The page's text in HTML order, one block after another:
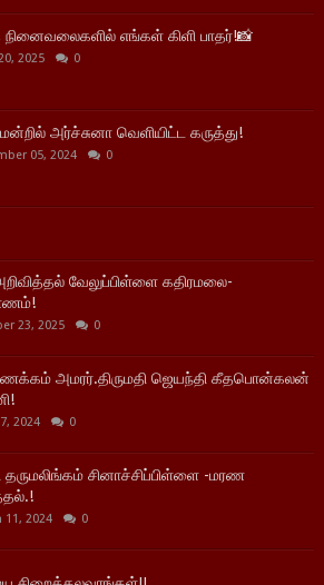
எங்கள் கிளி பாதர்!📸
2025 0
அர்ச்சுனா வெளியிட்ட கருத்து!
05, 2024 0
வேலுப்பிள்ளை கதிரமலை-
23, 2025 0
அமரர்.திருமதி ஜெயந்தி கீதபொன்கலன்
2024 0
தருமலிங்கம் சினாச்சிப்பிள்ளை -மரண
11, 2024 0